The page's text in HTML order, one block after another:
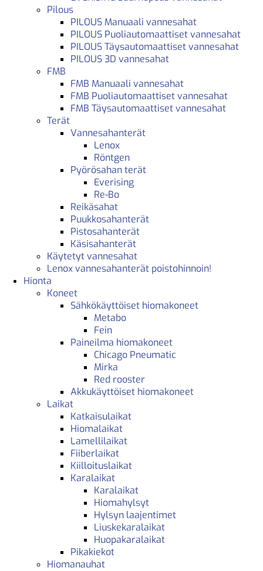
Pilous
PILOUS Manuaali vannesahat
PILOUS Puoliautomaattiset vannesahat
PILOUS Täysautomaattiset vannesahat
PILOUS 3D vannesahat
FMB
FMB Manuaali vannesahat
FMB Puoliautomaattiset vannesahat
FMB Täysautomaattiset vannesahat
Terät
Vannesahanterät
Lenox
Röntgen
Pyörösahan terät
Everising
Re-Bo
Reikäsahat
Puukkosahanterät
Pistosahanterät
Käsisahanterät
Käytetyt vannesahat
Lenox vannesahanterät poistohinnoin!
Hionta
Koneet
Sähkökäyttöiset hiomakoneet
Metabo
Fein
Paineilma hiomakoneet
Chicago Pneumatic
Mirka
Red rooster
Akkukäyttöiset hiomakoneet
Laikat
Katkaisulaikat
Hiomalaikat
Lamellilaikat
Fiiberlaikat
Kiilloituslaikat
Karalaikat
Karalaikat
Hiomahylsyt
Hylsyn laajentimet
Liuskekaralaikat
Huopakaralaikat
Pikakiekot
Hiomanauhat